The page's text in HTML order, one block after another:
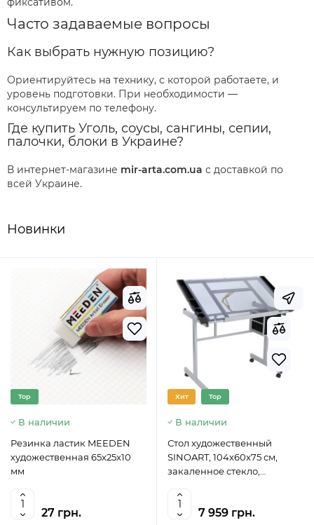
Часто задаваемые вопросы
Как выбрать нужную позицию?
Ориентируйтесь на технику, с которой работаете, и
уровень подготовки. При необходимости —
консультируем по телефону.
Где купить Уголь, соусы, сангины, сепии,
палочки, блоки в Украине?
В интернет-магазине mir-arta.com.ua с доставкой по
всей Украине.
Новинки
Top
В наличии
Резинка ластик MEEDEN
художественная 65x25x10
мм
27 грн.
Хит Top
В наличии
Стол художественный
SINOART, 104x60x75 см,
закаленное стекло,
7 959 грн.